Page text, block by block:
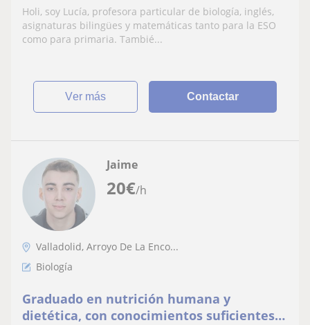
Holi, soy Lucía, profesora particular de biología, inglés,
asignaturas bilingües y matemáticas tanto para la ESO
como para primaria. Tambié...
ver más Contactar
20€/h
Jaime
Valladolid, Arroyo De La Enco...
Biología
Graduado en nutrición humana y
dietética, con conocimientos suficientes